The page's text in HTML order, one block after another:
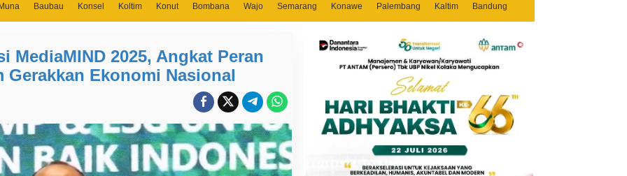
Baubau Konsel Koltim Konut Bombana Wajo Semarang Konawe Palembang Kaltim Bandung
MediaMIND 2025, Angkat Peran
Gerakkan Ekonomi Nasional